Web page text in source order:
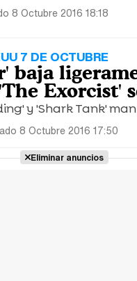
8 Octubre 2016 18:18
7 DE OCTUBRE
baja
Exorcist'
y 'Shark Tank'
8 Octubre 2016 17:50
Eliminar anuncios